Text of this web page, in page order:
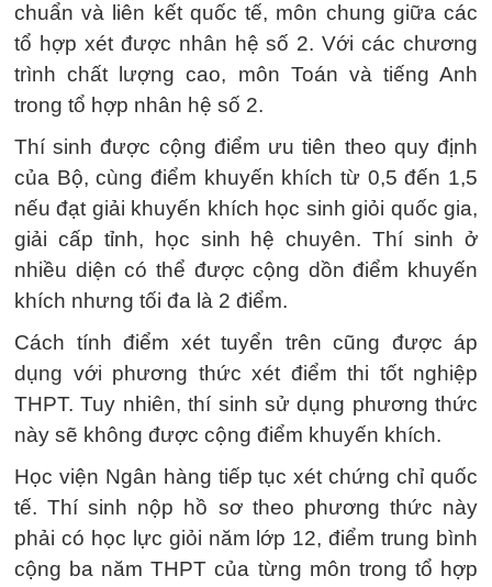
chuẩn và liên kết quốc tế, môn chung giữa các
tổ hợp xét được nhân hệ số 2. Với các chương
trình chất lượng cao, môn Toán và tiếng Anh
trong tổ hợp nhân hệ số 2.
Thí sinh được cộng điểm ưu tiên theo quy định
của Bộ, cùng điểm khuyến khích từ 0,5 đến 1,5
nếu đạt giải khuyến khích học sinh giỏi quốc gia,
giải cấp tỉnh, học sinh hệ chuyên. Thí sinh ở
nhiều diện có thể được cộng dồn điểm khuyến
khích nhưng tối đa là 2 điểm.
Cách tính điểm xét tuyển trên cũng được áp
dụng với phương thức xét điểm thi tốt nghiệp
THPT. Tuy nhiên, thí sinh sử dụng phương thức
này sẽ không được cộng điểm khuyến khích.
Học viện Ngân hàng tiếp tục xét chứng chỉ quốc
tế. Thí sinh nộp hồ sơ theo phương thức này
phải có học lực giỏi năm lớp 12, điểm trung bình
cộng ba năm THPT của từng môn trong tổ hợp